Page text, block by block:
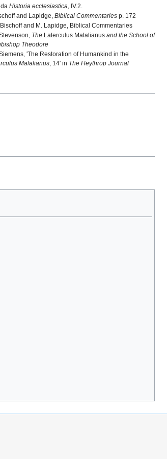
Historia ecclesiastica , IV.2.
and Lapidge, Biblical Commentariesp. 172
Bischoff and M. Lapidge, Biblical Commentaries
The Laterculus Malalianusand the School of
Theodore
'The Restoration of Humankind in the
Malalianus, 14' in The Heythrop Journal